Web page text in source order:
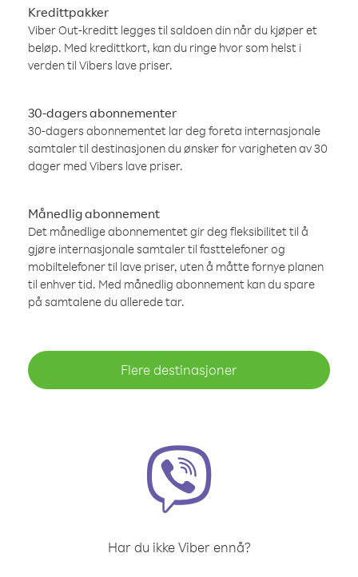
Kredittpakker
Viber Out-kreditt legges til saldoen din når du kjøper et
beløp. Med kredittkort, kan du ringe hvor som helst i
verden til Vibers lave priser.
30-dagers abonnementer
30-dagers abonnementet lar deg foreta internasjonale
samtaler til destinasjonen du ønsker for varigheten av 30
dager med Vibers lave priser.
Månedlig abonnement
Det månedlige abonnementet gir deg fleksibilitet til å
gjøre internasjonale samtaler til fasttelefoner og
mobiltelefoner til lave priser, uten å måtte fornye planen
til enhver tid. Med månedlig abonnement kan du spare
på samtalene du allerede tar.
Flere destinasjoner
Har du ikke Viber ennå?